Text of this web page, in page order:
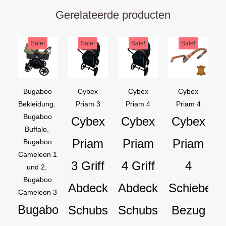
Gerelateerde producten
Sale!
Bugaboo
Bekleidung
Bugaboo
Buffalo,
Bugaboo
Cameleon 1
und 2
Bugaboo
Cameleon 3
Bugaboo
Ursprünglicher
Preis
Preis
Sale!
Cybex
Priam 3
Cybex
Priam
3 Griff
Abdeckung
Schubstangen
Ursprünglicher
Preis
Aktueller
Preis
Sale!
Cybex
Priam 4
Cybex
Priam
4 Griff
Abdeckung
Schubstangen
Ursprünglicher
Preis
war:
Aktueller
Preis
ist:
Sale!
Cybex
Priam 4
Cybex
Priam
4
Bezug
Preis
war:
Preis
ist: